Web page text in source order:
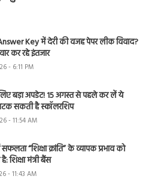
Key में देरी की वजह पेपर लीक विवाद?
कर रहे इंतजार
- 6:11 PM
लिए बड़ा अपडेट! 15 अगस्त से पहले कर लें ये
सकती है स्कॉलरशिप
- 11:54 AM
सफलता “शिक्षा क्रांति” के व्यापक प्रभाव को
शिक्षा मंत्री बैंस
- 11:43 AM